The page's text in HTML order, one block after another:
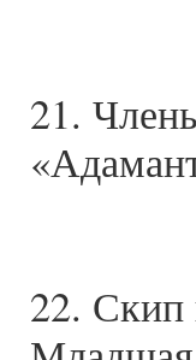
21.
22.